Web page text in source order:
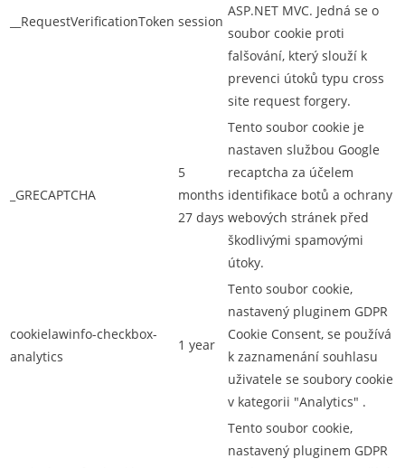
__RequestVerificationToken session
ASP.NET MVC. Jedná se o
soubor cookie proti
falšování, který slouží k
prevenci útoků typu cross
site request forgery.
_GRECAPTCHA
5
months
27 days
Tento soubor cookie je
nastaven službou Google
recaptcha za účelem
identifikace botů a ochrany
webových stránek před
škodlivými spamovými
útoky.
cookielawinfo-checkbox-
analytics
1 year
Tento soubor cookie,
nastavený pluginem GDPR
Cookie Consent, se používá
k zaznamenání souhlasu
uživatele se soubory cookie
v kategorii "Analytics" .
Tento soubor cookie,
nastavený pluginem GDPR